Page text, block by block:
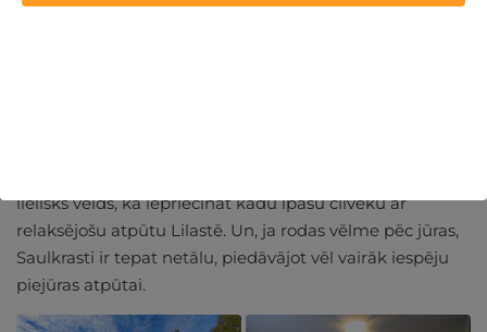
lielisks veids, kā iepriecināt kādu īpašu cilvēku ar
relaksējošu atpūtu Lilastē. Un, ja rodas vēlme pēc jūras,
Saulkrasti ir tepat netālu, piedāvājot vēl vairāk iespēju
piejūras atpūtai.